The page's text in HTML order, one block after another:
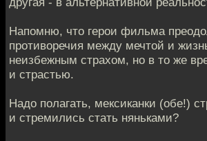
Напомню, что герои фильма
противоречия между мечтой и
неизбежным страхом, но в то же
и страстью.
Надо полагать, мексиканки (обе!)
и стремились стать няньками?